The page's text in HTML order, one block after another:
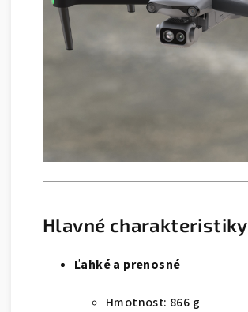
Hlavné charakteristiky
Ľahké a prenosné
Hmotnosť: 866 g